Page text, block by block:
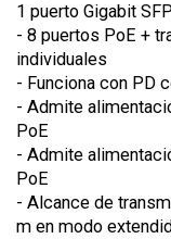
1 puerto Gigabit
- 8 puertos PoE +
individuales
- Funciona con PD
- Admite
PoE
- Admite
PoE
- Alcance de
m en modo